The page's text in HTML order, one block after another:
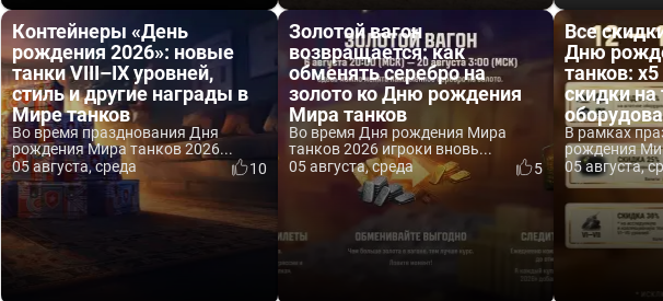
Контейнеры «День
рождения 2026»: новые
танки VIII–IX уровней,
стиль и другие награды в
Мире танков
Во время празднования Дня
рождения Мира танков 2026...
05 августа, среда
10
Золотой вагон
возвращается: как
обменять серебро на
золото ко Дню рождения
Мира танков
Во время Дня рождения Мира
танков 2026 игроки вновь...
05 августа, среда
5
Все
Дню
танков:
скидки на
В рамках
рождения
05 августа,